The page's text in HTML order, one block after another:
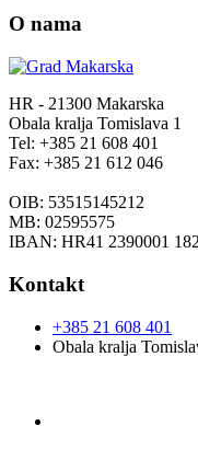
O nama
HR - 21300 Makarska
Obala kralja Tomislava 1
Tel: +385 21 608 401
Fax: +385 21 612 046
OIB: 53515145212
MB: 02595575
IBAN: HR41 2390001
Kontakt
+385 21 608 401
Obala kralja